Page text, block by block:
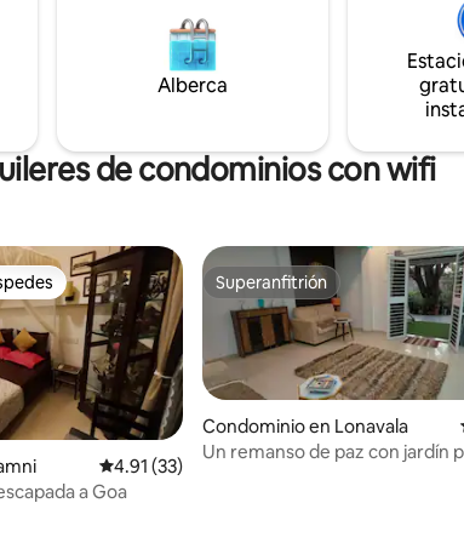
que
de soltero.
Alojamiento en una habitación
de 2 a 4 huéspedes Villa con capacidad: 8
huéspedes
Alberca
de condominios con wifi
Calificación promedio: 4.91 de 5; 33
4.91 (33)
a Goa
Superanfitrión
Superanfitrión
Condominio en Lonavala
Un remanso de paz con jardín